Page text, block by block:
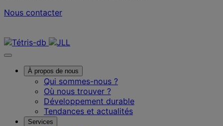
Nous contacter
À propos de nous
Qui sommes-nous ?
Où nous trouver ?
Développement durable
Tendances et actualités
Services